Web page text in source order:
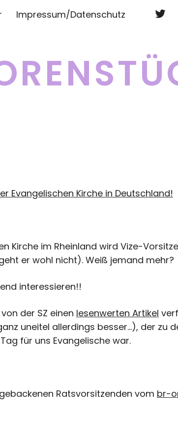
Impressum/Datenschutz
Evangelischen Kirche in Deutschland!
Kirche im Rheinland wird Vize-
er wohl nicht). Weiß jemand mehr?
interessieren!!
der SZ einen lesenwerten Artikel
uneitel allerdings besser…), der zu
für uns Evangelische war.
Ratsvorsitzenden vom br-